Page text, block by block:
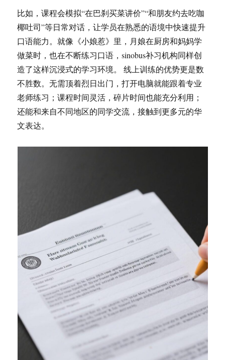
比如，课程会模拟“在巴刹买菜讲价”“和朋友约去吃咖
椰吐司”等日常对话，让学员在熟悉的语境中快速提升
口语能力。就像《小娘惹》里，月娘在厨房和妈妈学
做菜时，也在不断练习口语，sinobus补习机构同样创
造了这样沉浸式的学习环境。 线上训练的优势更是数
不胜数。无需顶着烈日出门，打开电脑就能跟着专业
老师练习；课程时间灵活，碎片时间也能充分利用；
还能和来自不同地区的同学交流，接触到更多元的华
文表达。